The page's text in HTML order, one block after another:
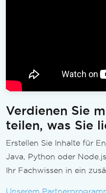
Verdienen Sie
teilen, was Sie
Erstellen Sie Inhalte für
Java, Python oder
Ihr Fachwissen in ein
Unserem